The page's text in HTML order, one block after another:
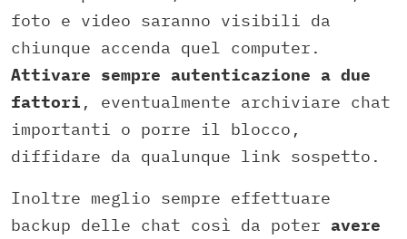
foto e video saranno visibili da
chiunque accenda quel computer.
Attivare sempre autenticazione a due
fattori , eventualmente archiviare chat
importanti o porre il blocco,
diffidare da qualunque link sospetto.
Inoltre meglio sempre effettuare
backup delle chat così da poter avere